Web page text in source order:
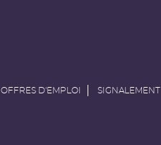
OFFRES D'EMPLOI SIGNALEMENT